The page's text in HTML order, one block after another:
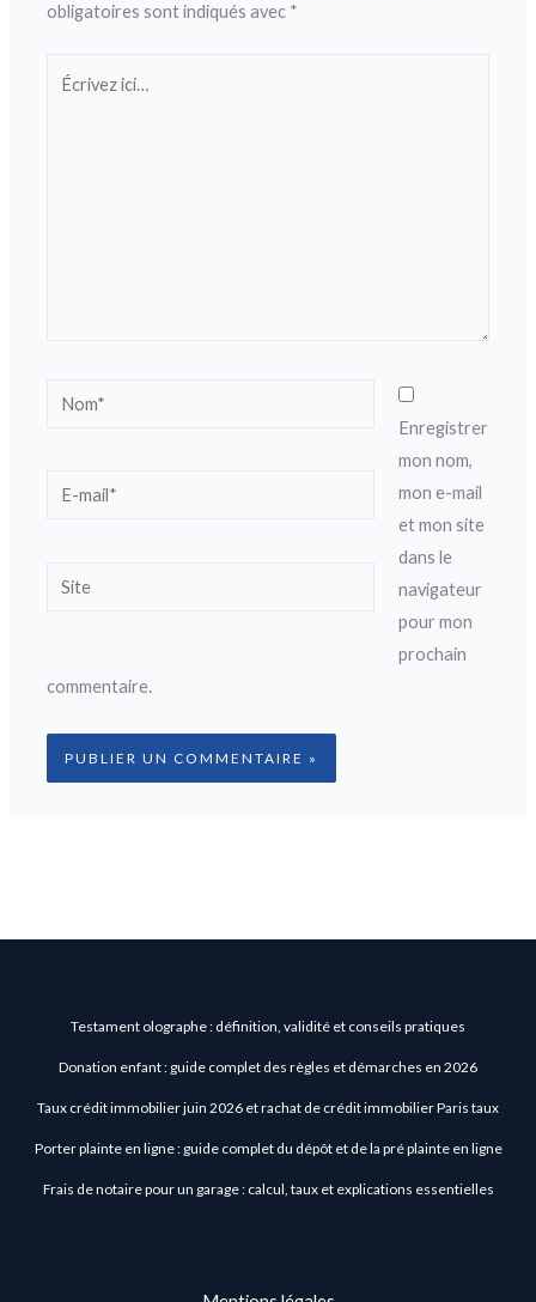
obligatoires sont indiqués avec *
Nom*
E-
Site
Enregistrer
mon nom,
mon e-mail
et mon site
dans le
navigateur
pour mon
prochain
commentaire.
Testament olographe : définition, validité et conseils pratiques
Donation enfant : guide complet des règles et démarches en 2026
Taux crédit immobilier juin 2026 et rachat de crédit immobilier Paris taux
Porter plainte en ligne : guide complet du dépôt et de la pré plainte en ligne
Frais de notaire pour un garage : calcul, taux et explications essentielles